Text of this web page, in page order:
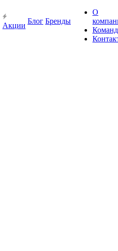
Акции
Блог Бренды
О